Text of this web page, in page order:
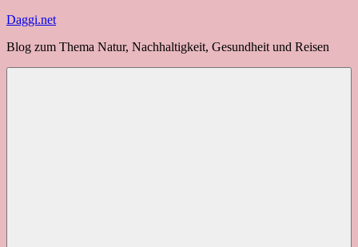
Zum
springen
Daggi.net
Blog zum Thema Natur, Nachhaltigkeit, Gesundheit und Reisen